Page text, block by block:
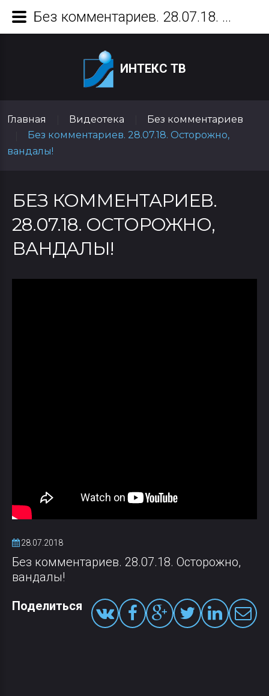
ИНТЕКС ТВ
Главная Видеотека
Без комментариев
Без комментариев. 28.07.18. Осторожно,
вандалы!
БЕЗ КОММЕНТАРИЕВ.
28.07.18. ОСТОРОЖНО,
ВАНДАЛЫ!
28.07.2018
Без комментариев. 28.07.18. Осторожно,
вандалы!
Поделиться
Без комментариев. 28.07.18. Осторожно, вандалы!